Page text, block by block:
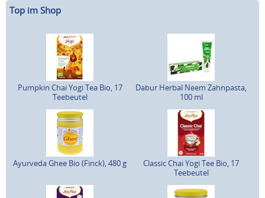
Top im Shop
Pumpkin Chai Yogi Tea Bio, 17
Teebeutel
Dabur Herbal Neem Zahnpasta,
100 ml
Ayurveda Ghee Bio (Finck), 480 g
Classic Chai Yogi Tee Bio, 17
Teebeutel